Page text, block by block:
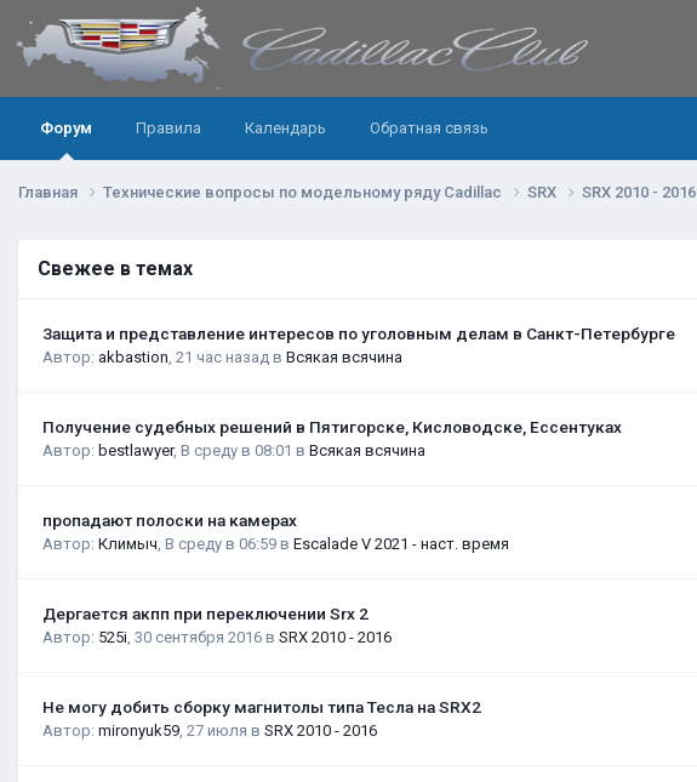
Форум Правила Календарь Обратная связь
Главная Технические вопросы по модельному ряду Cadillac SRX SRX 2010 - 2016
Свежее в темах
Защита и представление интересов по уголовным делам в Санкт-Петербурге
Автор: akbastion 21 час назад в Всякая всячина
Получение судебных решений в Пятигорске, Кисловодске, Ессентуках
Автор: bestlawyer, В среду в 08:01 в Всякая всячина
пропадают полоски на камерах
Автор: Климыч В среду в 06:59 в Escalade V 2021 - наст. время
Дергается акпп при переключении Srx 2
Автор: 525i 30 сентября 2016 в SRX 2010 - 2016
Не могу добить сборку магнитолы типа Тесла на SRX2
Автор: mironyuk59 27 июля в SRX 2010 - 2016